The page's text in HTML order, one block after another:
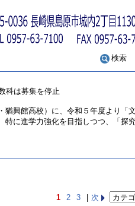
検索
科は募集を停止
興館高校）に、令和５年度より「
特に進学力強化を目指しつつ、「探
1
2 3
次